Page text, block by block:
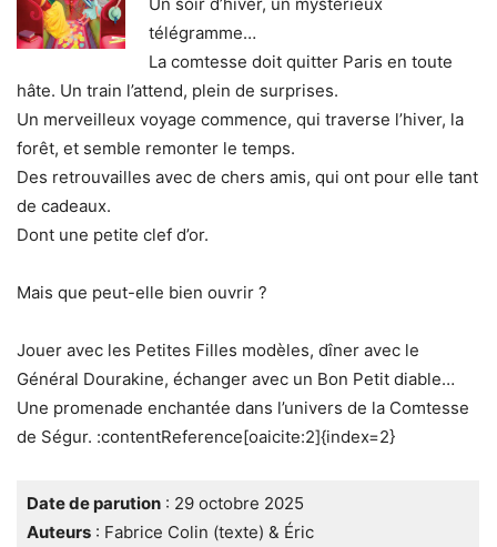
télégramme…
La comtesse doit quitter Paris en toute
hâte. Un train l’attend, plein de surprises.
Un merveilleux voyage commence, qui traverse l’hiver, la
forêt, et semble remonter le temps.
Des retrouvailles avec de chers amis, qui ont pour elle tant
de cadeaux.
Dont une petite clef d’or.
Mais que peut-elle bien ouvrir ?
Jouer avec les Petites Filles modèles, dîner avec le
Général Dourakine, échanger avec un Bon Petit diable…
Une promenade enchantée dans l’univers de la Comtesse
de Ségur. :contentReference[oaicite:2]{index=2}
Date de parution: 29 octobre 2025
Auteurs: Fabrice Colin (texte) & Éric